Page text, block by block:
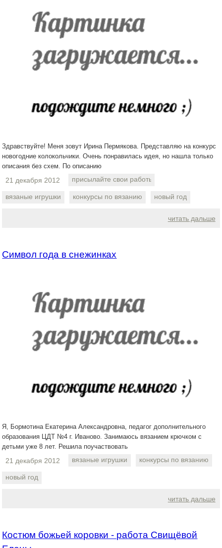
Здравствуйте! Меня зовут Ирина Пермякова. Представляю на конкурс
новогодние колокольчики. Очень понравилась идея, но нашла только
описания без схем. По описанию
21 декабря 2012 присылайте свои работы
вязаные игрушки конкурсы по вязанию новый год
читать дальше
Символ года в снежинках
Я, Бормотина Екатерина Александровна, педагог дополнительного
образования ЦДТ №4 г. Иваново. Занимаюсь вязанием крючком с
детьми уже 8 лет. Решила поучаствовать
21 декабря 2012 вязаные игрушки конкурсы по вязанию
новый год
читать дальше
Костюм божьей коровки - работа Свищёвой